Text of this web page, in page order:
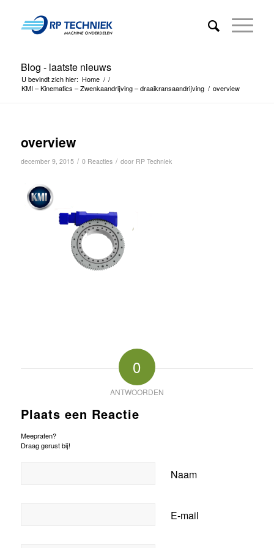
Blog - laatste nieuws
U bevindt zich hier: Home / /
KMI – Kinematics – Zwenkaandrijving – draaikransaandrijving / overview
overview
december 9, 2015 / 0 Reacties / door RP Techniek
0
ANTWOORDEN
Plaats een Reactie
Meepraten?
Draag gerust bij!
Naam
E-mail